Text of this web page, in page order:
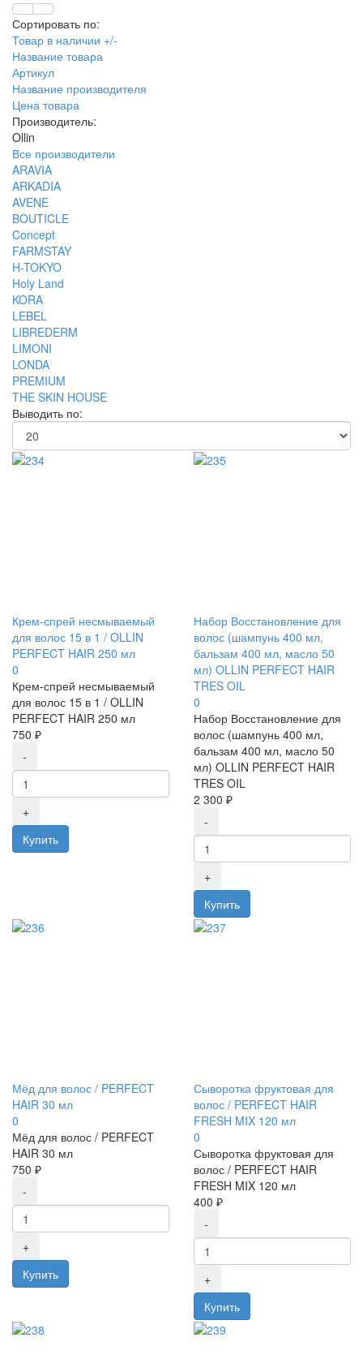
Сортировать по:
Товар в наличии +/-
Название товара
Артикул
Название производителя
Цена товара
Производитель:
Ollin
Все производители
ARAVIA
ARKADIA
AVENE
BOUTICLE
Concept
FARMSTAY
H-TOKYO
Holy Land
KORA
LEBEL
LIBREDERM
LIMONI
LONDA
PREMIUM
THE SKIN HOUSE
Выводить по:
Крем-спрей несмываемый
для волос 15 в 1 / OLLIN
PERFECT HAIR 250 мл
0
Крем-спрей несмываемый
для волос 15 в 1 / OLLIN
PERFECT HAIR 250 мл
750 ₽
Набор Восстановление для
волос (шампунь 400 мл,
бальзам 400 мл, масло 50
мл) OLLIN PERFECT HAIR
TRES OIL
0
Набор Восстановление для
волос (шампунь 400 мл,
бальзам 400 мл, масло 50
мл) OLLIN PERFECT HAIR
TRES OIL
2 300 ₽
Мёд для волос / PERFECT
HAIR 30 мл
0
Мёд для волос / PERFECT
HAIR 30 мл
750 ₽
Сыворотка фруктовая для
волос / PERFECT HAIR
FRESH MIX 120 мл
0
Сыворотка фруктовая для
волос / PERFECT HAIR
FRESH MIX 120 мл
400 ₽